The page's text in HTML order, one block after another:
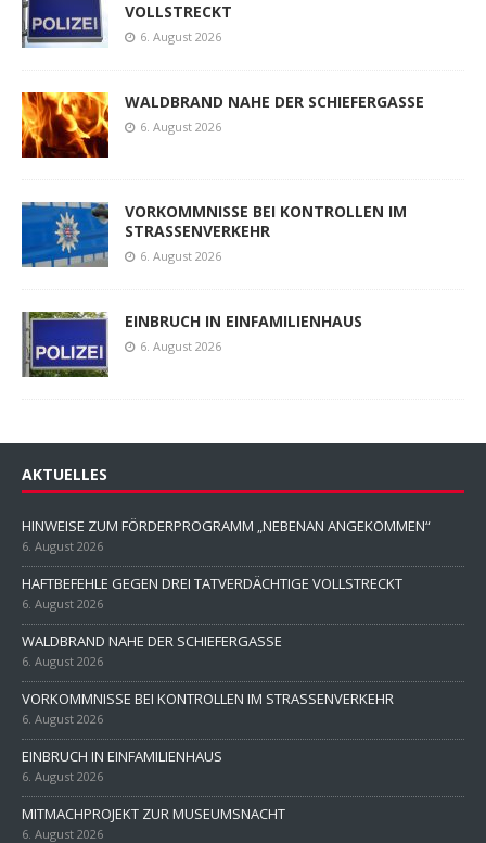
VOLLSTRECKT
6. August 2026
WALDBRAND NAHE DER SCHIEFERGASSE
6. August 2026
VORKOMMNISSE BEI KONTROLLEN IM
STRASSENVERKEHR
6. August 2026
EINBRUCH IN EINFAMILIENHAUS
6. August 2026
AKTUELLES
HINWEISE ZUM FÖRDERPROGRAMM „NEBENAN ANGEKOMMEN“
6. August 2026
HAFTBEFEHLE GEGEN DREI TATVERDÄCHTIGE VOLLSTRECKT
6. August 2026
WALDBRAND NAHE DER SCHIEFERGASSE
6. August 2026
VORKOMMNISSE BEI KONTROLLEN IM STRASSENVERKEHR
6. August 2026
EINBRUCH IN EINFAMILIENHAUS
6. August 2026
MITMACHPROJEKT ZUR MUSEUMSNACHT
6. August 2026